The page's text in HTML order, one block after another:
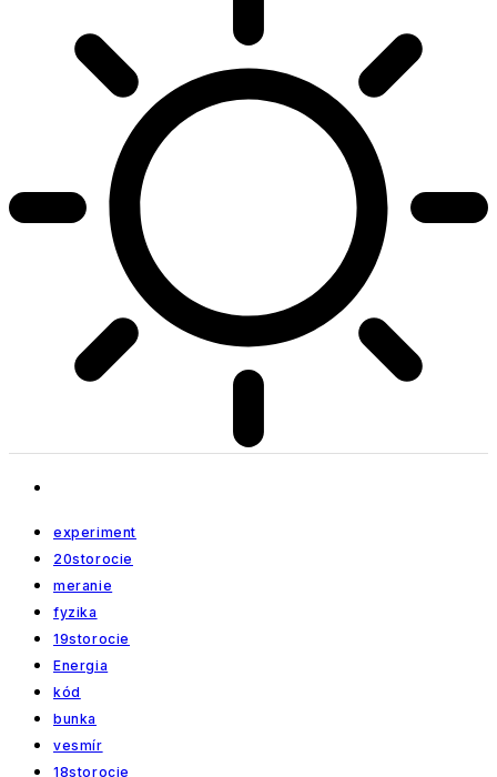
experiment
20storocie
meranie
fyzika
19storocie
Energia
kód
bunka
vesmír
18storocie